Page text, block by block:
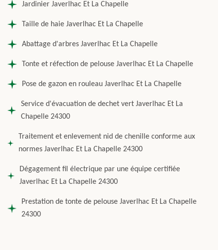
Jardinier Javerlhac Et La Chapelle
Taille de haie Javerlhac Et La Chapelle
Abattage d'arbres Javerlhac Et La Chapelle
Tonte et réfection de pelouse Javerlhac Et La Chapelle
Pose de gazon en rouleau Javerlhac Et La Chapelle
Service d'évacuation de dechet vert Javerlhac Et La
Chapelle 24300
Traitement et enlevement nid de chenille conforme aux
normes Javerlhac Et La Chapelle 24300
Dégagement fil électrique par une équipe certifiée
Javerlhac Et La Chapelle 24300
Prestation de tonte de pelouse Javerlhac Et La Chapelle
24300